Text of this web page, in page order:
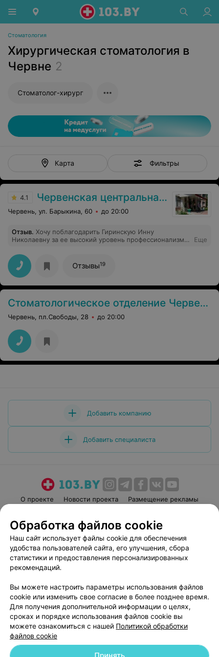
Стоматология
Хирургическая стоматология в
Червне 2
Стоматолог-хирург
Карта Фильтры
4.1 Червенская центральная районная больница
Червень, ул. Барыкина, 60 до 20:00
Отзыв. Хочу поблагодарить Гиринскую Инну
Николаевну за ее высокий уровень профессионализма,
которой я обратилась. Получила квалифицированную
помощь и настоящую поддержку. Спасибо большое,
что есть такие доктора. Здоровья Вам и благодарных
пациентов!
Еще
Отзывы19
Стоматологическое отделение Червенской ЦРБ
Червень, пл.Свободы, 28 до 20:00
Добавить компанию
Добавить специалиста
О проекте Новости проекта
Размещение рекламы
Пользовательское соглашение
Способы оплаты
Вакансии
Партнеры
Написать руководителю 103.by
Обработка персональных данных
Обработка файлов cookie
Наш сайт использует файлы cookie для обеспечения
удобства пользователей сайта, его улучшения, сбора
статистики и предоставления персонализированных
рекомендаций.
Вы можете настроить параметры использования файлов
cookie или изменить свое согласие в более позднее время.
Для получения дополнительной информации о целях,
сроках и порядке использования файлов cookie вы
можете ознакомиться с нашей Политикой обработки
файлов cookie